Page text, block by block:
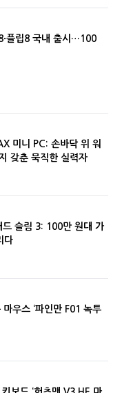
플립8 국내 출시…100
미니 PC: 손바닥 위 워
갖춘 묵직한 실력자
드 슬림 3: 100만 원대 가
다
우스 ‘파인만 F01 녹투